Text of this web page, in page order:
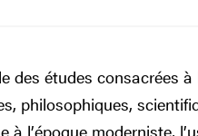
des études consacrées à
philosophiques,
l’époque moderniste,